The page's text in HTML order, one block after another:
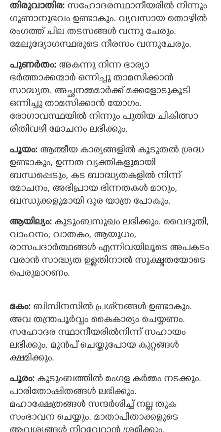
തിരുവാതിര: സഹോദരസ്ഥാനീയരില്‍ നിന്നും
ഗുണാനുഭവം ഉണ്ടാകും. വ്യവസായ തൊഴില്‍
രംഗത്ത് ചില തടസങ്ങള്‍ വന്നു ചേരും.
മേലുദ്യോഗസ്ഥരുടെ നീരസം വന്നുചേരും.
പുണര്‍തം: അകന്നു നിന്ന ഭാര്യാ
ഭര്‍ത്താക്കന്മാര്‍ ഒന്നിച്ചു താമസിക്കാന്‍
സാദ്ധ്യത. അച്ഛനമ്മമാര്‍ക്ക് മക്കളോടുകൂടി
ഒന്നിച്ചു താമസിക്കാന്‍ യോഗം.
രോഗാവസ്ഥയില്‍ നിന്നും പുതിയ ചികിത്സാ
രീതിവഴി മോചനം ലഭിക്കും.
പൂയം: ആത്മീയ കാര്യങ്ങളില്‍ കൂടുതല്‍ ശ്രദ്ധ
ഉണ്ടാകും, ഉന്നത വ്യക്തികളുമായി
ബന്ധപ്പെടും, കട ബാദ്ധ്യതകളില്‍ നിന്ന്
മോചനം, അഭിപ്രായ ഭിന്നതകള്‍ മാറും,
ബന്ധുക്കളുമായി ദൂര യാത്ര പോകും.
ആയില്യം: കുടുംബസുഖം ലഭിക്കും. വൈദുതി,
വാഹനം, വാതകം, ആയുധം,
രാസപദാര്‍ത്ഥങ്ങള്‍ എന്നിവയിലൂടെ അപകടം
വരാന്‍ സാദ്ധ്യത ഉള്ളതിനാല്‍ സൂക്ഷ്മതയോടെ
പെരുമാറണം.
മകം: ബിസിനസില്‍ പ്രശ്‌നങ്ങള്‍ ഉണ്ടാകും.
അവ തന്ത്രപൂര്‍വ്വം കൈകാര്യം ചെയ്യണം.
സഹോദര സ്ഥാനീയരില്‍നിന്ന് സഹായം
ലഭിക്കും. മുൻപ് ചെയ്തുപോയ കുറ്റങ്ങള്‍
ക്ഷമിക്കും.
പൂരം: കുടുംബത്തില്‍ മംഗള കര്‍മ്മം നടക്കും.
പാരിതോഷിതങ്ങള്‍ ലഭിക്കും.
മഹാക്ഷേത്രങ്ങള്‍ സന്ദര്‍ശിച്ച് നല്ല തുക
സംഭാവന ചെയ്യും. മാതാപിതാക്കളുടെ